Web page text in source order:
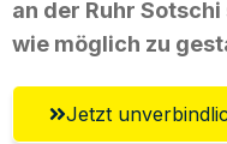
an der Ruhr
wie möglich zu
Jetzt